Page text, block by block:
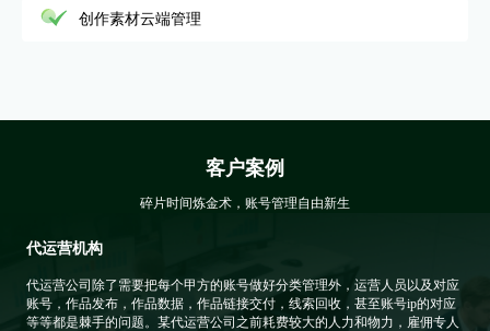
创作素材云端管理
客户案例
碎片时间炼金术，账号管理自由新生
代运营机构
代运营公司除了需要把每个甲方的账号做好分类管理外，运营人员以及对应
账号，作品发布，作品数据，作品链接交付，线索回收，甚至账号ip的对应
等等都是棘手的问题。某代运营公司之前耗费较大的人力和物力，雇佣专人